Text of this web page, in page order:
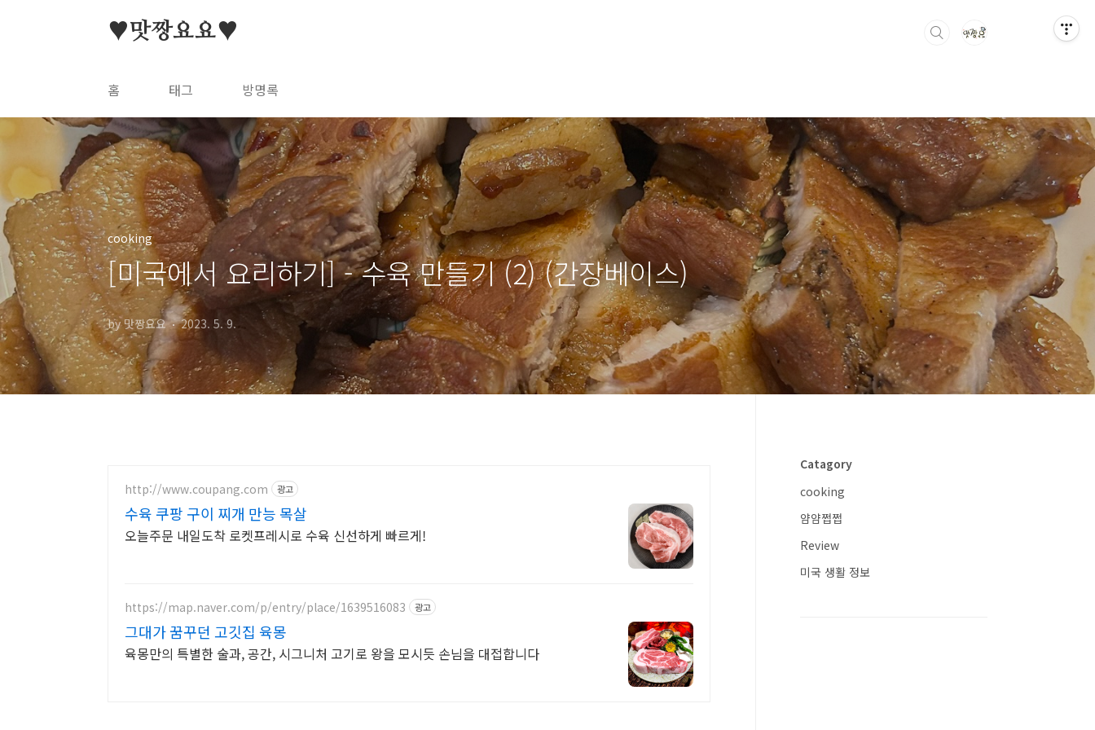
♥맛짱요요♥
홈 태그 방명록
cooking
[미국에서 요리하기] - 수육 만들기 (2) (간장베이스)
by 맛짱요요 2023. 5. 9.
http://www.coupang.com 광고
수육 쿠팡 구이 찌개 만능 목살
오늘주문 내일도착 로켓프레시로 수육 신선하게 빠르게!
https://map.naver.com/p/entry/place/1639516083 광고
그대가 꿈꾸던 고깃집 육몽
육몽만의 특별한 술과, 공간, 시그니처 고기로 왕을 모시듯 손님을 대접합니다
Catagory
cooking
얌얌쩝쩝
Review
미국 생활 정보